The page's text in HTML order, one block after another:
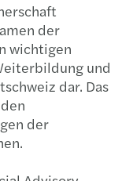
der
wichtigen
und
dar. Das
der